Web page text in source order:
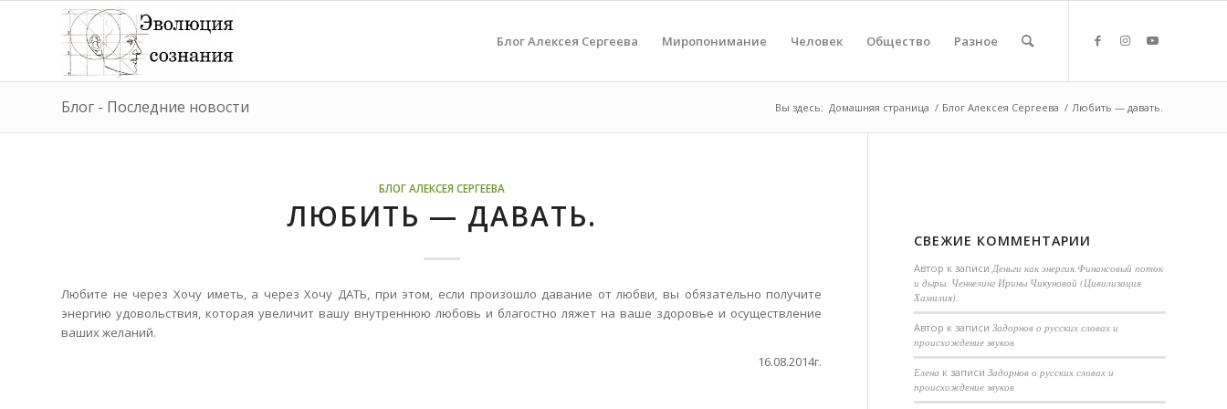
Блог Алексея Сергеева Миропонимание Человек Общество Разное
Блог - Последние новости Вы здесь: Домашняя страница / Блог Алексея Сергеева / Любить — давать.
БЛОГ АЛЕКСЕЯ СЕРГЕЕВА
ЛЮБИТЬ — ДАВАТЬ.
Любите не через Хочу иметь, а через Хочу ДАТЬ, при этом, если произошло давание от любви, вы обязательно получите
энергию удовольствия, которая увеличит вашу внутреннюю любовь и благостно ляжет на ваше здоровье и осуществление
ваших желаний.
16.08.2014г.
СВЕЖИЕ КОММЕНТАРИИ
Автор к записиДеньги как энергия.Финансовый поток
и дыры. Ченнелинг Ирины Чикуновой (Цивилизация
Хамилия).
Aвтор к записиЗадорнов о русских словах и
происхождение звуков
Елена к записиЗадорнов о русских словах и
происхождение звуков